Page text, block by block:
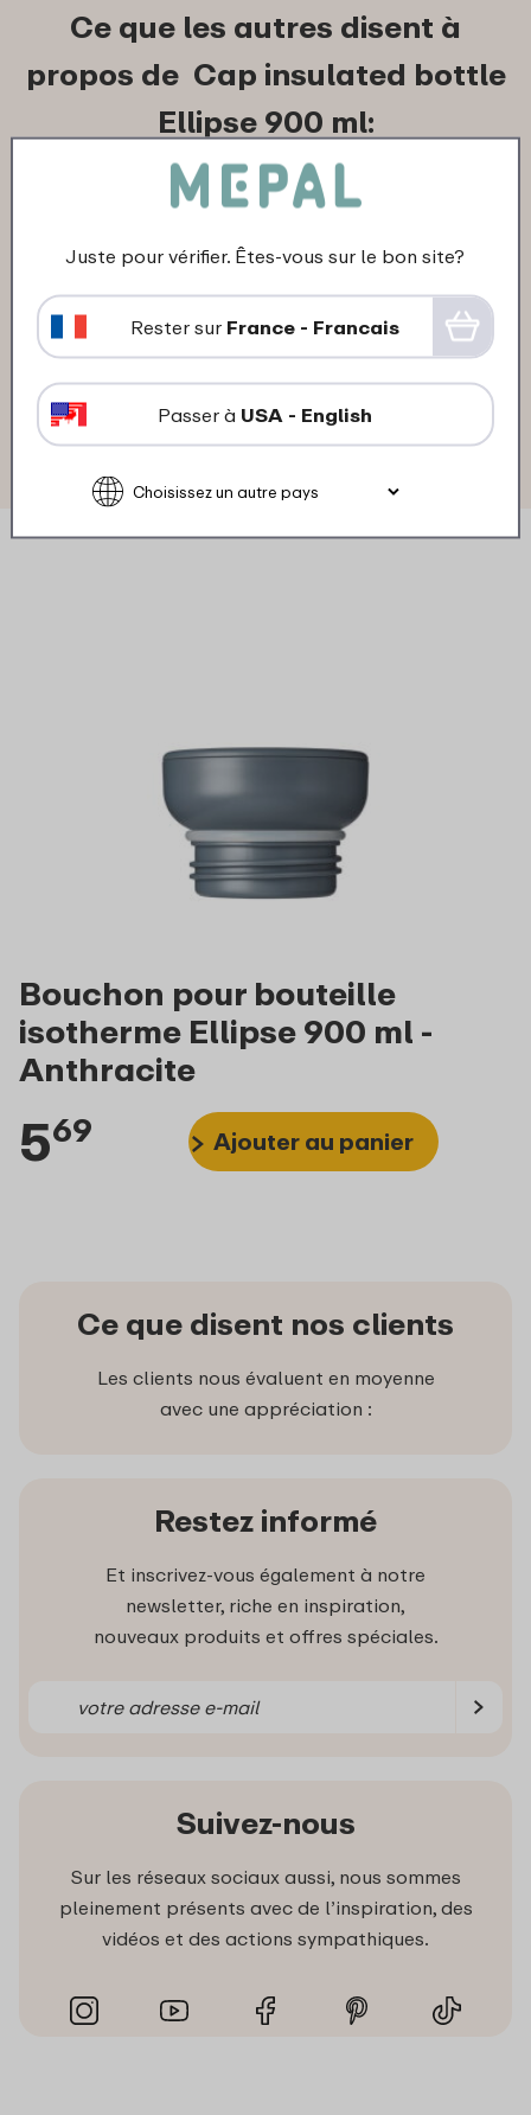
Ce que les autres disent à
propos de Cap insulated bottle
Ellipse 900 ml:
Couleur: Zilver
"Fijn om een nieuwe losse dop te kopen.
De fles zelf was nog goed. Alleen de dop
was aan vervanging toe."
★★★★★
★★★★★
Client de Mepal
Bouchon pour bouteille
isotherme Ellipse 900 ml -
Anthracite
569 Ajouter au panier
Ce que disent nos clients
Les clients nous évaluent en moyenne
avec une appréciation :
Restez informé
Et inscrivez-vous également à notre
newsletter, riche en inspiration,
nouveaux produits et offres spéciales.
Suivez-nous
Sur les réseaux sociaux aussi, nous sommes
pleinement présents avec de l’inspiration, des
vidéos et des actions sympathiques.
Juste pour vérifier. Êtes-vous sur le bon site?
Rester sur France - Francais
Passer à USA - English